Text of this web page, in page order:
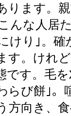
ります。
んな人居
けり｣。確
す。けれ
です。毛
らび餅｣。
方向き、